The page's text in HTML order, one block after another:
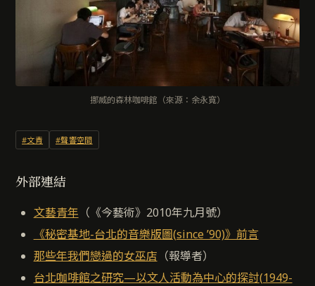
挪威的森林咖啡館（來源：余永寬）
#文青 #聲響空間
外部連結
文藝青年 （《今藝術》2010年九月號）
《秘密基地-台北的音樂版圖(since ’90)》前言
那些年我們戀過的女巫店 （報導者）
台北咖啡館之研究—以文人活動為中心的探討(1949-